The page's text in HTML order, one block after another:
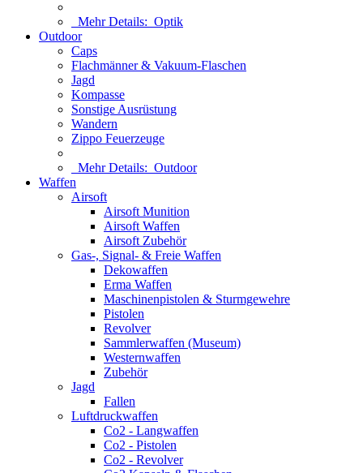
Mehr Details: Optik
Outdoor
Caps
Flachmänner & Vakuum-Flaschen
Jagd
Kompasse
Sonstige Ausrüstung
Wandern
Zippo Feuerzeuge
Mehr Details: Outdoor
Waffen
Airsoft
Airsoft Munition
Airsoft Waffen
Airsoft Zubehör
Gas-, Signal- & Freie Waffen
Dekowaffen
Erma Waffen
Maschinenpistolen & Sturmgewehre
Pistolen
Revolver
Sammlerwaffen (Museum)
Westernwaffen
Zubehör
Jagd
Fallen
Luftdruckwaffen
Co2 - Langwaffen
Co2 - Pistolen
Co2 - Revolver